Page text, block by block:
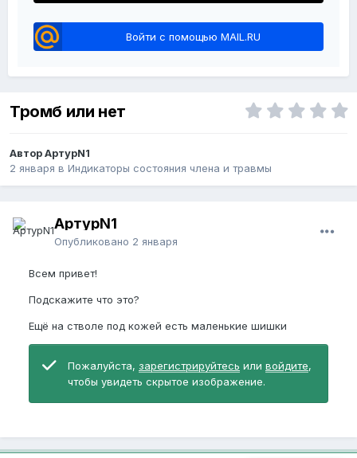
Войти с помощью MAIL.RU
Тромб или нет
Автор АртурN1
2 января в Индикаторы состояния члена и травмы
АртурN1
Опубликовано 2 января
Всем привет!
Подскажите что это?
Ещё на стволе под кожей есть маленькие шишки
Пожалуйста, зарегистрируйтесь или войдите,
чтобы увидеть скрытое изображение.